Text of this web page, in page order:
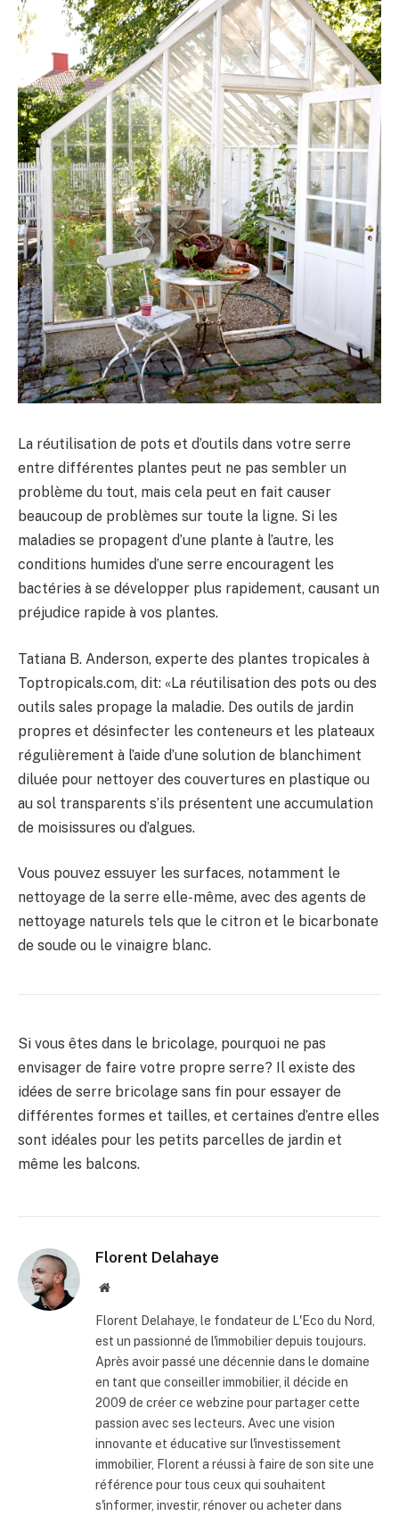
La réutilisation de pots et d’outils dans votre serre
entre différentes plantes peut ne pas sembler un
problème du tout, mais cela peut en fait causer
beaucoup de problèmes sur toute la ligne. Si les
maladies se propagent d’une plante à l’autre, les
conditions humides d’une serre encouragent les
bactéries à se développer plus rapidement, causant un
préjudice rapide à vos plantes.
Tatiana B. Anderson, experte des plantes tropicales à
Toptropicals.com, dit: «La réutilisation des pots ou des
outils sales propage la maladie. Des outils de jardin
propres et désinfecter les conteneurs et les plateaux
régulièrement à l’aide d’une solution de blanchiment
diluée pour nettoyer des couvertures en plastique ou
au sol transparents s’ils présentent une accumulation
de moisissures ou d’algues.
Vous pouvez essuyer les surfaces, notamment le
nettoyage de la serre elle-même, avec des agents de
nettoyage naturels tels que le citron et le bicarbonate
de soude ou le vinaigre blanc.
Si vous êtes dans le bricolage, pourquoi ne pas
envisager de faire votre propre serre? Il existe des
idées de serre bricolage sans fin pour essayer de
différentes formes et tailles, et certaines d’entre elles
sont idéales pour les petits parcelles de jardin et
même les balcons.
Florent Delahaye
Site
Florent Delahaye, le fondateur de L'Eco du Nord,
est un passionné de l'immobilier depuis toujours.
Après avoir passé une décennie dans le domaine
en tant que conseiller immobilier, il décide en
2009 de créer ce webzine pour partager cette
passion avec ses lecteurs. Avec une vision
innovante et éducative sur l'investissement
immobilier, Florent a réussi à faire de son site une
référence pour tous ceux qui souhaitent
s'informer, investir, rénover ou acheter dans